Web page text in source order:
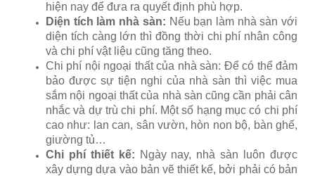
hiện nay để đưa ra quyết định phù hợp.
Diện tích làm nhà sàn: Nếu bạn làm nhà sàn với
diện tích càng lớn thì đồng thời chi phí nhân công
và chi phí vật liệu cũng tăng theo.
Chi phí nội ngoại thất của nhà sàn: Để có thể đảm
bảo được sự tiện nghi của nhà sàn thì việc mua
sắm nội ngoại thất của nhà sàn cũng cần phải cân
nhắc và dự trù chi phí. Một số hạng mục có chi phí
cao như: lan can, sân vườn, hòn non bộ, bàn ghế,
giường tủ…
Chi phí thiết kế: Ngày nay, nhà sàn luôn được
xây dựng dựa vào bản vẽ thiết kế, bởi phải có bản